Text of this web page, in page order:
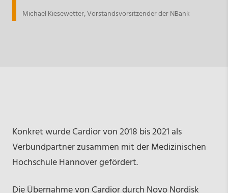
Michael Kiesewetter, Vorstandsvorsitzender der NBank
Konkret wurde Cardior von 2018 bis 2021 als
Verbundpartner zusammen mit der Medizinischen
Hochschule Hannover gefördert.